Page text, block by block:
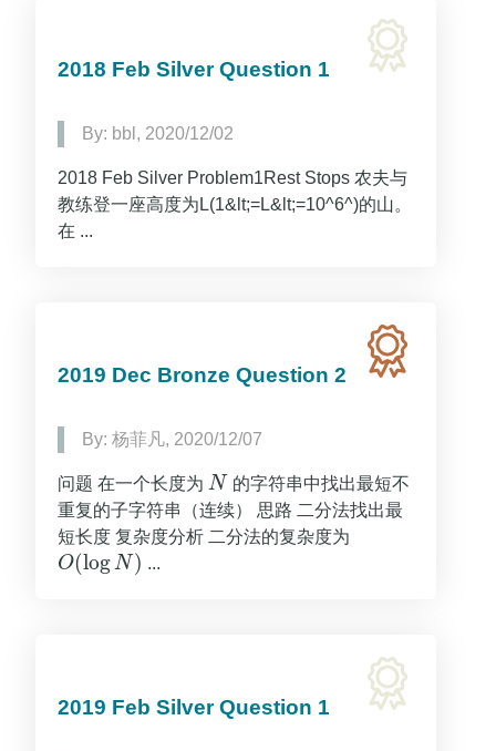
2018 Feb Silver Question 1
By: bbl, 2020/12/02
2018 Feb Silver Problem1Rest Stops 农夫与
教练登一座高度为L(1&lt;=L&lt;=10^6^)的山。
在 ...
2019 Dec Bronze Question 2
By: 杨菲凡, 2020/12/07
问题 在一个长度为 N
N
的字符串中找出最短不
重复的子字符串（连续） 思路 二分法找出最
短长度 复杂度分析 二分法的复杂度为
O(logN)
O(logN) ...
2019 Feb Silver Question 1